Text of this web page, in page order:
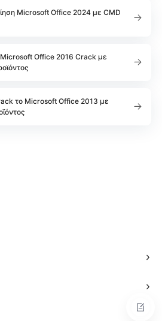
Microsoft Office 2024 με CMD
Office 2016 Crack με
το Microsoft Office 2013 με